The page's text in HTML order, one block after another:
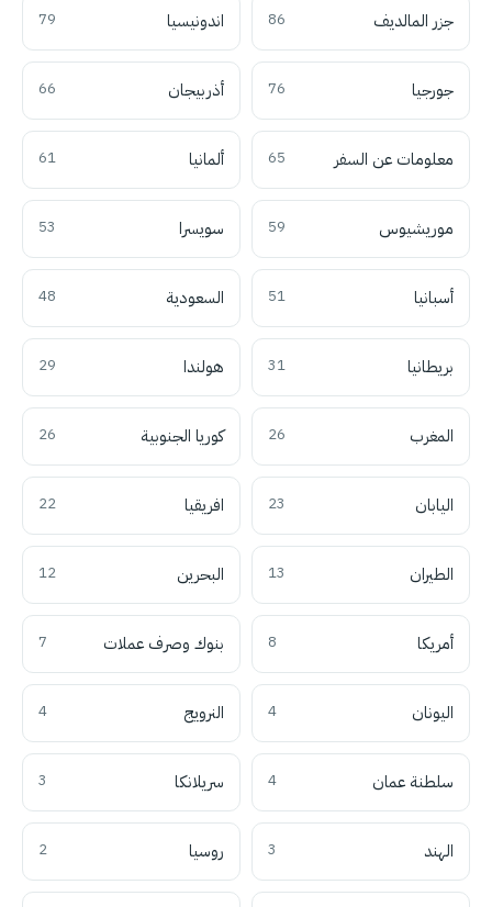
جزر المالديف 86 اندونيسيا 79
جورجيا 76 أذربيجان 66
معلومات عن السفر 65 ألمانيا 61
موريشيوس 59 سويسرا 53
أسبانيا 51 السعودية 48
بريطانيا 31 هولندا 29
المغرب 26 كوريا الجنوبية 26
اليابان 23 افريقيا 22
الطيران 13 البحرين 12
أمريكا 8 بنوك وصرف عملات 7
اليونان 4 النرويج 4
سلطنة عمان 4 سريلانكا 3
الهند 3 روسيا 2